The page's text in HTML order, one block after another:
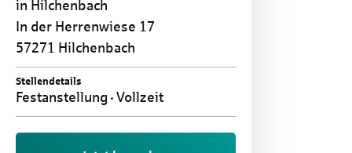
in Hilchenbach
In der Herrenwiese 17
57271 Hilchenbach
Stellendetails
Festanstellung Vollzeit